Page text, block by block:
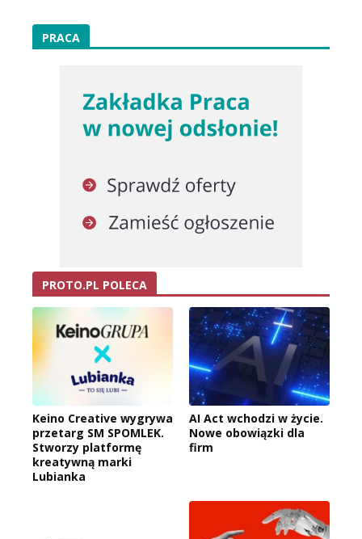
PRACA
PROTO.PL POLECA
Keino Creative wygrywa
przetarg SM SPOMLEK.
Stworzy platformę
kreatywną marki
Lubianka
AI Act wchodzi w życie.
Nowe obowiązki dla
firm